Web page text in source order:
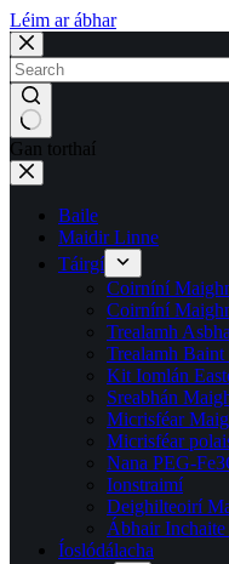
Léim ar ábhar
Gan torthaí
Baile
Maidir Linne
Táirgí
Coirníní
Coirníní
Trealamh
Trealamh
Kit Iomlán
Sreabhán
Micrisféar
Micrisféar
Nana PEG-
Ionstraimí
Deighilteoirí
Ábhair
Íoslódálacha